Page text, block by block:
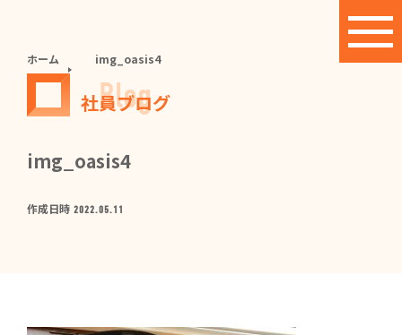
ホーム img_oasis4
Blog
社員ブログ
img_oasis4
作成日時 2022.05.11